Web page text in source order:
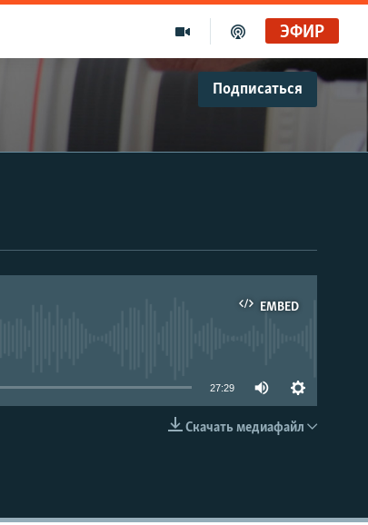
ЭФИР
Подписаться
EMBED
EMBED
27:29
Скачать медиафайл